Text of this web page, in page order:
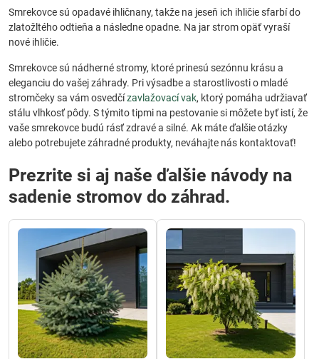
Smrekovce sú opadavé ihličnany, takže na jeseň ich ihličie sfarbí do
zlatožltého odtieňa a následne opadne. Na jar strom opäť vyraší
nové ihličie.
Smrekovce sú nádherné stromy, ktoré prinesú sezónnu krásu a
eleganciu do vašej záhrady. Pri výsadbe a starostlivosti o mladé
stromčeky sa vám osvedčízavlažovací vak, ktorý pomáha udržiavať
stálu vlhkosť pôdy. S týmito tipmi na pestovanie si môžete byť istí, že
vaše smrekovce budú rásť zdravé a silné. Ak máte ďalšie otázky
alebo potrebujete záhradné produkty, neváhajte nás kontaktovať!
Prezrite si aj naše ďalšie návody na
sadenie stromov do záhrad.